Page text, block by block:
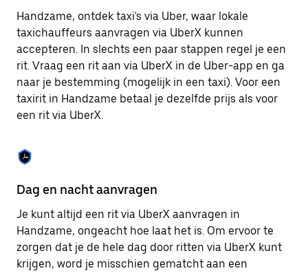
een
datum
selecteren.
Druk
op
Escape
om
de
sluiten.
Handzame, ontdek taxi's via Uber, waar lokale
taxichauffeurs aanvragen via UberX kunnen
accepteren. In slechts een paar stappen regel je een
rit. Vraag een rit aan via UberX in de Uber-app en ga
naar je bestemming (mogelijk in een taxi). Voor een
taxirit in Handzame betaal je dezelfde prijs als voor
een rit via UberX.
Dag en nacht aanvragen
Je kunt altijd een rit via UberX aanvragen in
Handzame, ongeacht hoe laat het is. Om ervoor te
zorgen dat je de hele dag door ritten via UberX kunt
krijgen, word je misschien gematcht aan een